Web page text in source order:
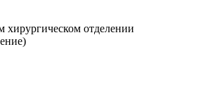
хирургическом отделении